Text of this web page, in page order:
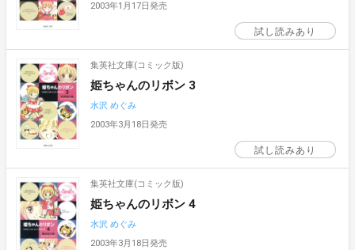
2003年1月17日発売
試し読みあり
集英社文庫(コミック版)
姫ちゃんのリボン 3
水沢 めぐみ
2003年3月18日発売
試し読みあり
集英社文庫(コミック版)
姫ちゃんのリボン 4
水沢 めぐみ
2003年3月18日発売